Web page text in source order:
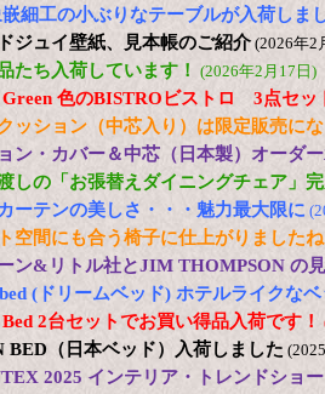
細工の小ぶりなテーブルが入荷しま
ジュイ壁紙、見本帳のご紹介 (2026年2
たち入荷しています！ (2026年2月17日)
色のBISTROビストロ 3点セッ
ッション（中芯入り）は限定販売に
ン・カバー＆中芯（日本製）オーダ
しの「お張替えダイニングチェア」
ーテンの美しさ・・・魅力最大限に
空間にも合う椅子に仕上がりましたね
ン&リトル社とJIM THOMPSON の
(ドリームベッド) ホテルライクな
2台セットでお買い得品入荷です！
BED（日本ベッド）入荷しました
2025 インテリア・トレンドショー